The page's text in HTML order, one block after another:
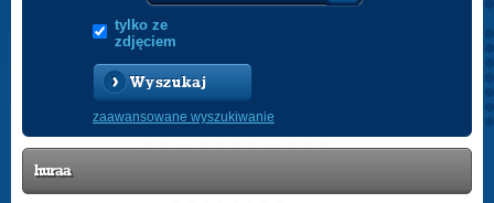
tylko ze
zdjęciem
Wyszukaj
zaawansowane wyszukiwanie
huraa